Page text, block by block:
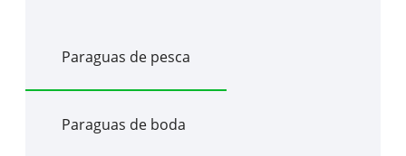
Paraguas de pesca
Paraguas de boda